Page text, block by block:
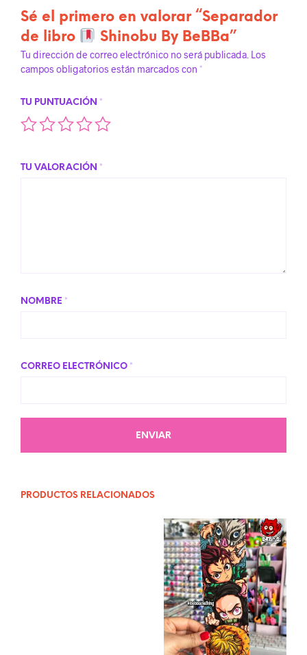
Sé el primero en valorar “Separador
de libro
Shinobu By BeBBa”
Tu dirección de correo electrónico no será publicada. Los
campos obligatorios están marcados con *
TU PUNTUACIÓN *
TU VALORACIÓN *
NOMBRE *
CORREO ELECTRÓNICO *
PRODUCTOS RELACIONADOS